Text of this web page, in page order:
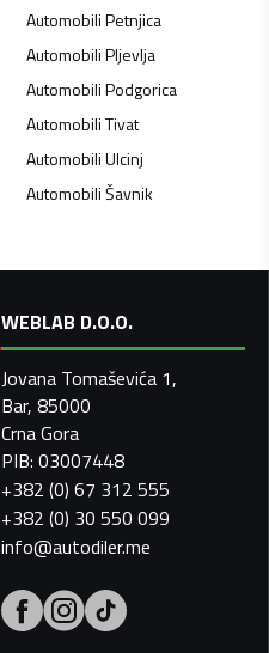
AutomobiliPetnjica
AutomobiliPljevlja
AutomobiliPodgorica
AutomobiliTivat
AutomobiliUlcinj
AutomobiliŠavnik
WEBLAB D.O.O.
Jovana Tomaševića 1,
Bar, 85000
Crna Gora
PIB: 03007448
+382 (0) 67 312 555
+382 (0) 30 550 099
info@autodiler.me